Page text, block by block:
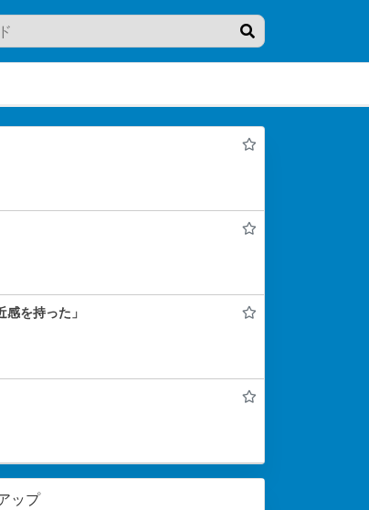
を持った」
ップ